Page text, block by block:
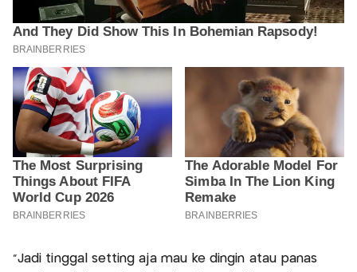
"Jadi tinggal setting aja mau ke dingin atau panas